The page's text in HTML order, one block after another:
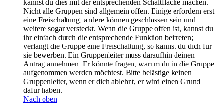
kannst du dies mit der entsprechenden Schaltfläche machen.
Nicht alle Gruppen sind allgemein offen. Einige erfordern erst
eine Freischaltung, andere können geschlossen sein und
weitere sogar versteckt. Wenn die Gruppe offen ist, kannst du
ihr einfach durch die entsprechende Funktion beitreten;
verlangt die Gruppe eine Freischaltung, so kannst du dich für
sie bewerben. Ein Gruppenleiter muss daraufhin deinen
Antrag annehmen. Er könnte fragen, warum du in die Gruppe
aufgenommen werden möchtest. Bitte belästige keinen
Gruppenleiter, wenn er dich ablehnt, er wird einen Grund
dafür haben.
Nach oben